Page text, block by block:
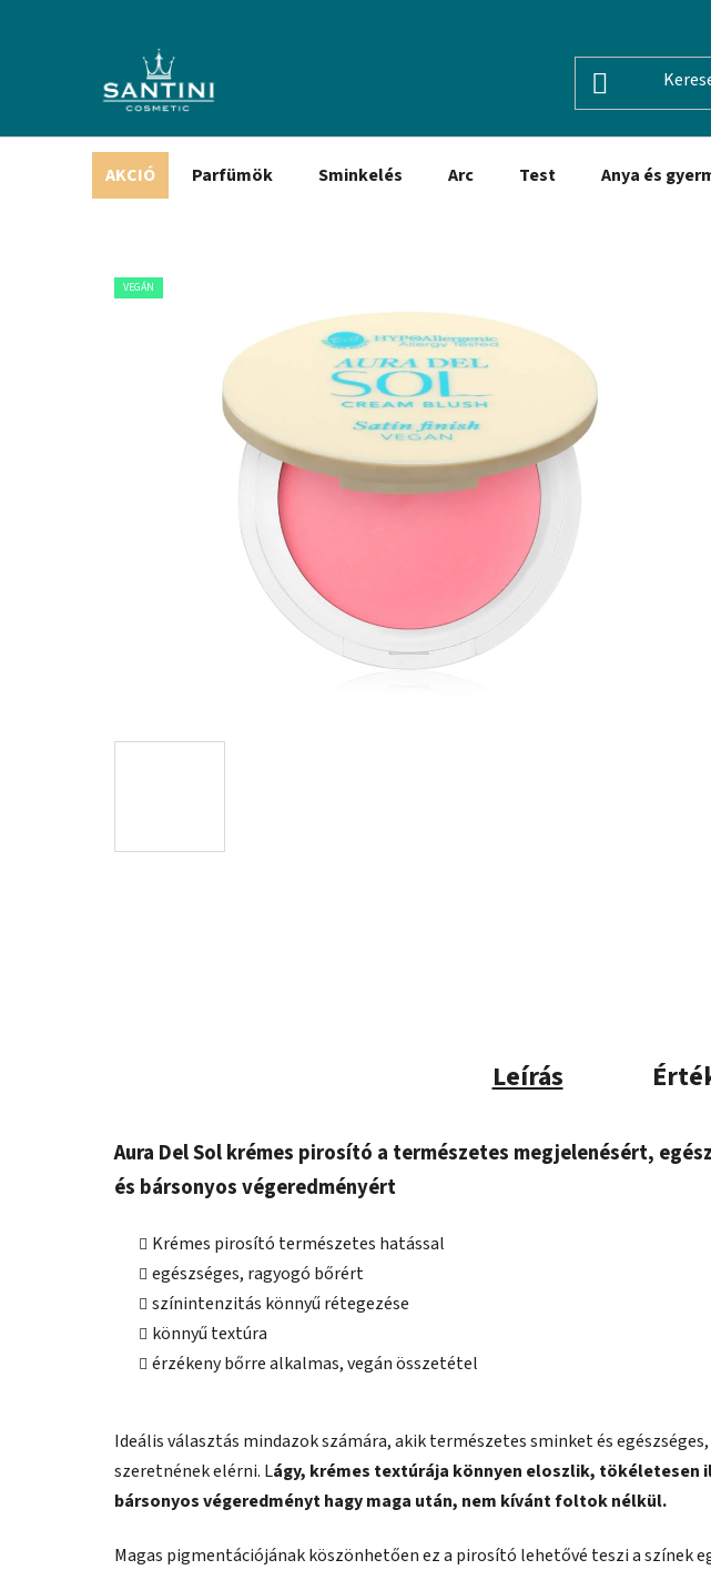
AKCIÓ Parfümök Sminkelés Arc Test Anya és
VEGÁN
Leírás
Aura Del Sol krémes pirosító a természetes megjelenésért,
és bársonyos végeredményért
Krémes pirosító természetes hatással
egészséges, ragyogó bőrért
színintenzitás könnyű rétegezése
könnyű textúra
érzékeny bőrre alkalmas, vegán összetétel
Ideális választás mindazok számára, akik természetes sminket és
szeretnének elérni. Lágy, krémes textúrája könnyen eloszlik, tökéletesen
bársonyos végeredményt hagy maga után, nem kívánt foltok nélkül.
Magas pigmentációjának köszönhetően ez a pirosító lehetővé teszi a színek